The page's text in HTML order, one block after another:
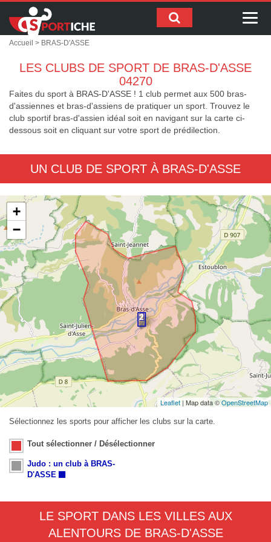
Accueil > BRAS-D'ASSE
LES CLUBS DE SPORT DE BRAS-D'ASSE
04270
Faites du sport à BRAS-D'ASSE ! 1 club permet aux 500 bras-
d'assiennes et bras-d'assiens de pratiquer un sport. Trouvez le
club sportif bras-d'assien idéal soit en navigant sur la carte ci-
dessous soit en cliquant sur votre sport de prédilection.
UN CLUB DE SPORT À BRAS-D'ASSE
+
−
Leaflet | Map data ©OpenStreetMap
Sélectionnez les sports pour afficher les clubs sur la carte.
Tout sélectionner / Désélectionner
Judo : un club à BRAS-
D'ASSE
LE SPORT DANS LES VILLES AUX
ALENTOURS DE BRAS-D'ASSE